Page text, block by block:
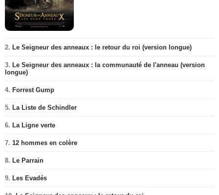
2. Le Seigneur des anneaux : le retour du roi (version longue)
3. Le Seigneur des anneaux : la communauté de l'anneau (version
longue)
4. Forrest Gump
5. La Liste de Schindler
6. La Ligne verte
7. 12 hommes en colère
8. Le Parrain
9. Les Evadés